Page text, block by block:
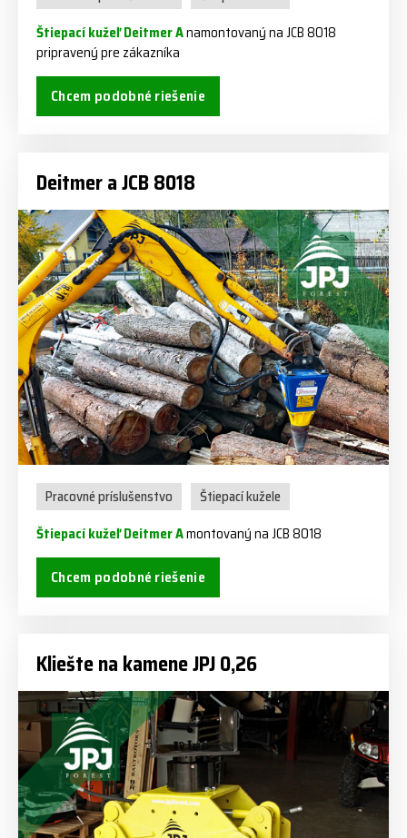
Štiepací kužeľ Deitmer Anamontovaný na JCB 8018
pripravený pre zákazníka
Chcem podobné riešenie
Deitmer a JCB 8018
Pracovné príslušenstvo
Štiepací kužele
Štiepací kužeľ Deitmer Amontovaný na JCB 8018
Chcem podobné riešenie
Kliešte na kamene JPJ 0,26